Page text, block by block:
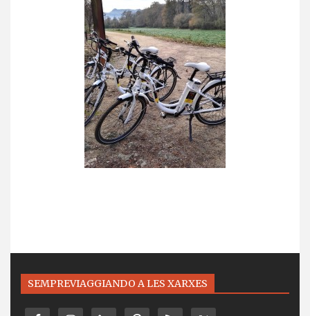
SEMPREVIAGGIANDO A LES XARXES